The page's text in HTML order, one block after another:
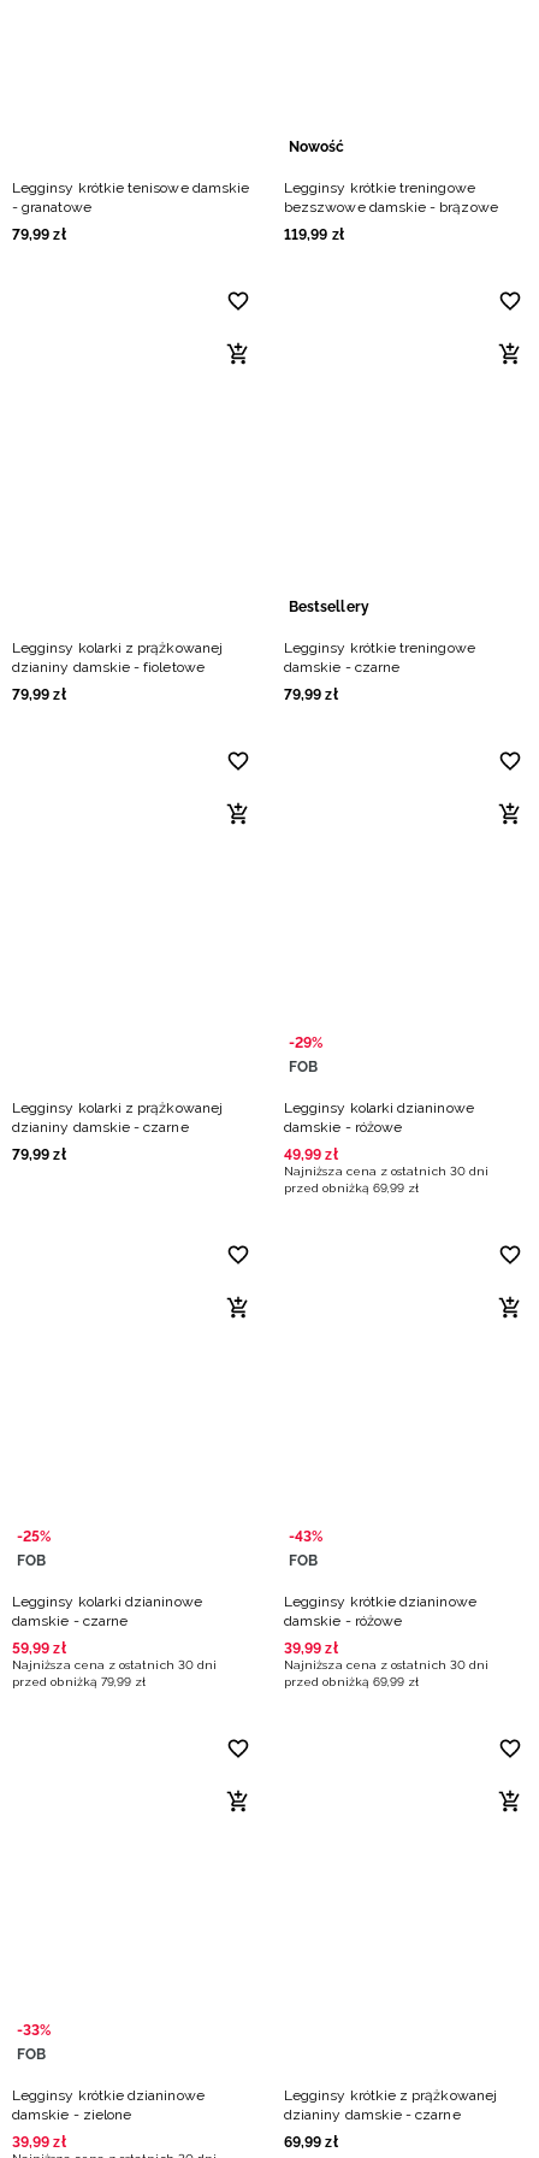
Legginsy krótkie tenisowe damskie
- granatowe
79,99 zł
Nowość
Legginsy krótkie treningowe
bezszwowe damskie - brązowe
119,99 zł
Legginsy kolarki z prążkowanej
dzianiny damskie - fioletowe
79,99 zł
Bestsellery
Legginsy krótkie treningowe
damskie - czarne
79,99 zł
Legginsy kolarki z prążkowanej
dzianiny damskie - czarne
79,99 zł
-29%
FOB
Legginsy kolarki dzianinowe
damskie - różowe
49,99 zł
Najniższa cena z ostatnich 30 dni
przed obniżką 69,99 zł
-25%
FOB
Legginsy kolarki dzianinowe
damskie - czarne
59,99 zł
Najniższa cena z ostatnich 30 dni
przed obniżką 79,99 zł
-43%
FOB
Legginsy krótkie dzianinowe
damskie - różowe
39,99 zł
Najniższa cena z ostatnich 30 dni
przed obniżką 69,99 zł
-33%
FOB
Legginsy krótkie dzianinowe
damskie - zielone
39,99 zł
Legginsy krótkie z prążkowanej
dzianiny damskie - czarne
69,99 zł
Słowacki / EUR
Ukraiński / UAH